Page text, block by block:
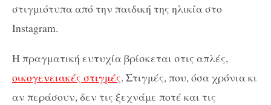
στιγμιότυπα από την παιδική της ηλικία στο
Instagram.
Η πραγματική ευτυχία βρίσκεται στις απλές,
οικογενειακές στιγμές. Στιγμές, που, όσα χρόνια κι
αν περάσουν, δεν τις ξεχνάμε ποτέ και τις